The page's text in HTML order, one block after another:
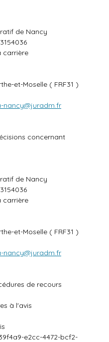
de Nancy
carrière
et-Moselle ( FRF31 )
nancy@juradm.fr
concernant
de Nancy
carrière
et-Moselle ( FRF31 )
nancy@juradm.fr
de recours
à l'avis
e2cc-4472-bcf2-